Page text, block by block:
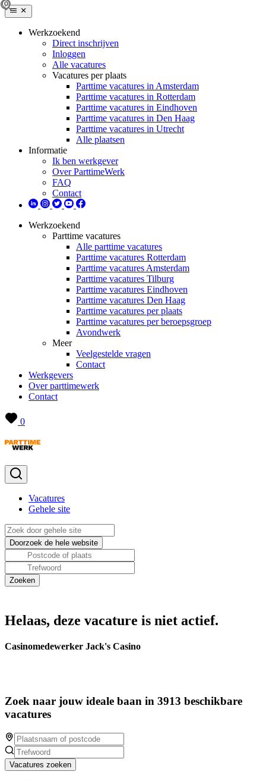
Werkzoekend
Direct inschrijven
Inloggen
Alle vacatures
Vacatures per plaats
Parttime vacatures in Amsterdam
Parttime vacatures in Rotterdam
Parttime vacatures in Eindhoven
Parttime vacatures in Den Haag
Parttime vacatures in Utrecht
Alle plaatsen
Informatie
Ik ben werkgever
Over ParttimeWerk
FAQ
Contact
Werkzoekend
Parttime vacatures
Alle parttime vacatures
Parttime vacatures Rotterdam
Parttime vacatures Amsterdam
Parttime vacatures Tilburg
Parttime vacatures Eindhoven
Parttime vacatures Den Haag
Parttime vacatures per plaats
Parttime vacatures per beroepsgroep
Avondwerk
Meer
Veelgestelde vragen
Contact
Werkgevers
Over parttimewerk
Contact
0
Vacatures
Gehele site
Helaas, deze vacature is niet actief.
Casinomedewerker Jack's Casino
Zoek naar jouw ideale baan in 3913 beschikbare
vacatures
Vacatures zoeken